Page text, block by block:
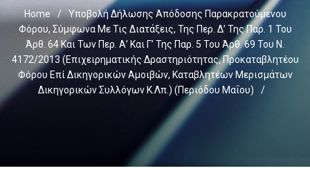
Home /
Υποβολή Δήλωσης Απόδοσης Παρακρατούμενου
Φόρου, Σύμφωνα Με Τις Διατάξεις, Της Περ. Δ’ Της Παρ. 1 Του
Άρθ. 64 Και Των Περ. Α’ Και Γ’ Της Παρ. 5 Του Άρθ. 69 Του Ν.
4172/2013 (επιχειρηματικής Δραστηριότητας, Προκαταβλητέου
Φόρου Επί Δικηγορικών Αμοιβών, Καταβλητέων Μερισμάτων
Δικηγορικών Συλλόγων Κ.λπ.) (περιόδου Μαΐου)
/